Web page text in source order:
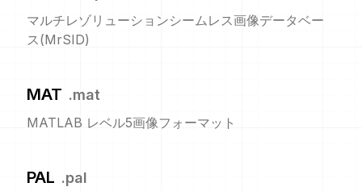
マルチレゾリューションシームレス画像データベー
ス(MrSID)
MAT .mat
MATLAB レベル5画像フォーマット
PAL .pal